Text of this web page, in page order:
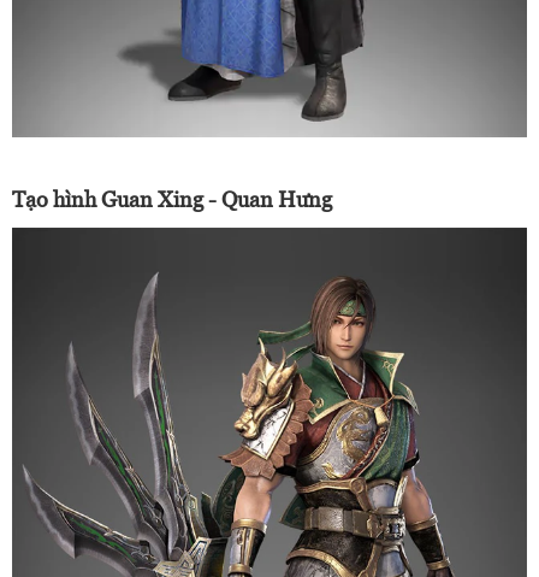
Tạo hình Guan Xing - Quan Hưng